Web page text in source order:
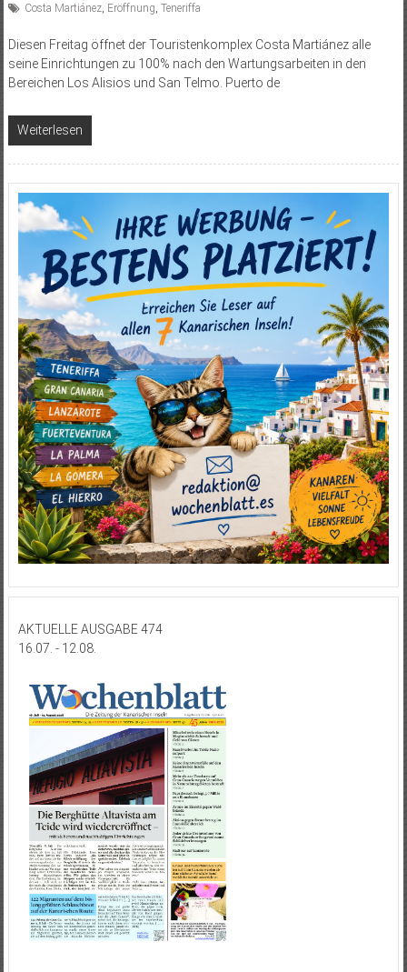
Costa Martiánez, Eröffnung Teneriffa
Diesen Freitag öffnet der Touristenkomplex Costa Martiánez alle
seine Einrichtungen zu 100% nach den Wartungsarbeiten in den
Bereichen Los Alisios und San Telmo. Puerto de
Weiterlesen
AKTUELLE AUSGABE 474
16.07. - 12.08.